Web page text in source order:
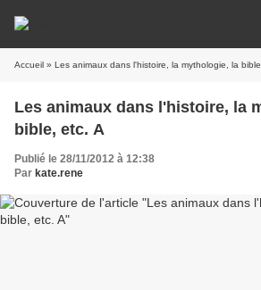
Accueil » Les animaux dans l'histoire, la mythologie, la
Les animaux dans l'histoire, la
bible, etc. A
Publié le 28/11/2012 à 12:38
Par kate.rene